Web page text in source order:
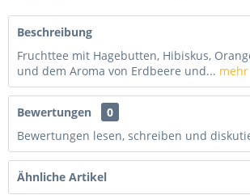
Beschreibung
Fruchttee mit Hagebutten, Hibiskus,
und dem Aroma von Erdbeere und... mehr
Bewertungen
0
Bewertungen lesen, schreiben und
Ähnliche Artikel